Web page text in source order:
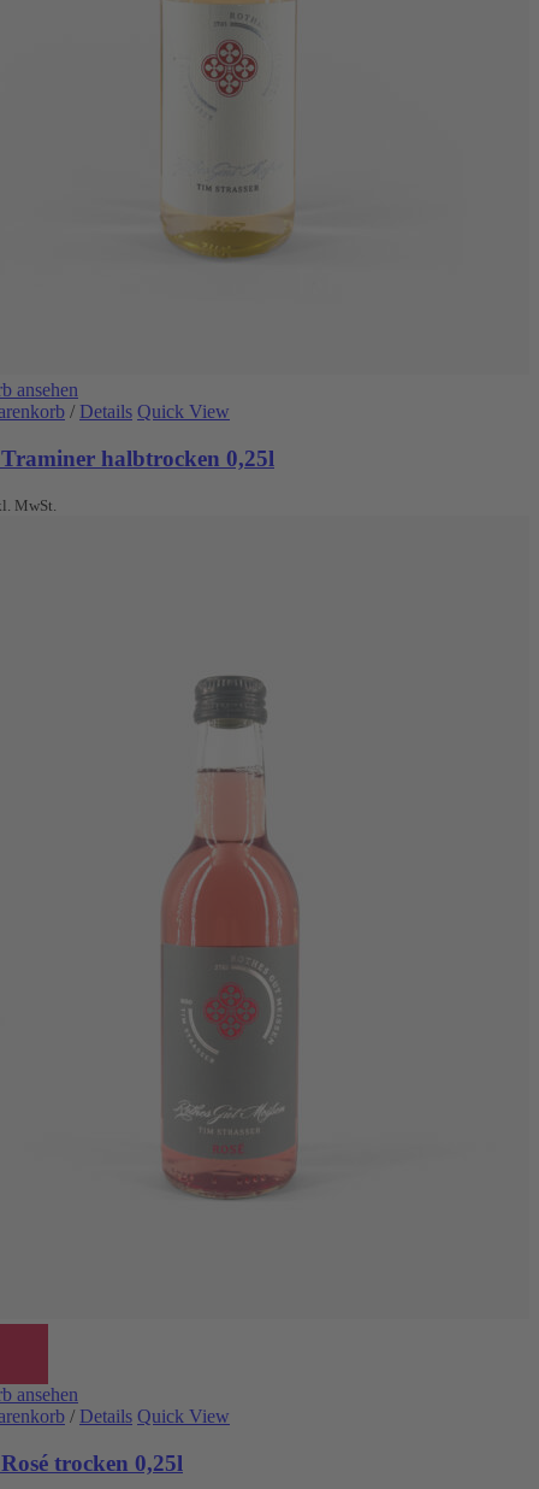
ansehen
/ Details Quick View
halbtrocken 0,25l
MwSt.
ansehen
/ Details Quick View
trocken 0,25l